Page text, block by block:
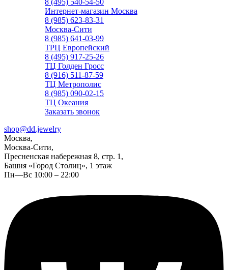
8 (495) 540-54-50
Интернет-магазин Москва
8 (985) 623-83-31
Москва-Сити
8 (985) 641-03-99
ТРЦ Европейский
8 (495) 917-25-26
ТЦ Голден Гросс
8 (916) 511-87-59
ТЦ Метрополис
8 (985) 090-02-15
ТЦ Океания
Заказать звонок
shop@dd.jewelry
Москва,
Москва-Сити,
Пресненская набережная 8, стр. 1,
Башня «Город Столиц», 1 этаж
Пн—Вс 10:00 – 22:00